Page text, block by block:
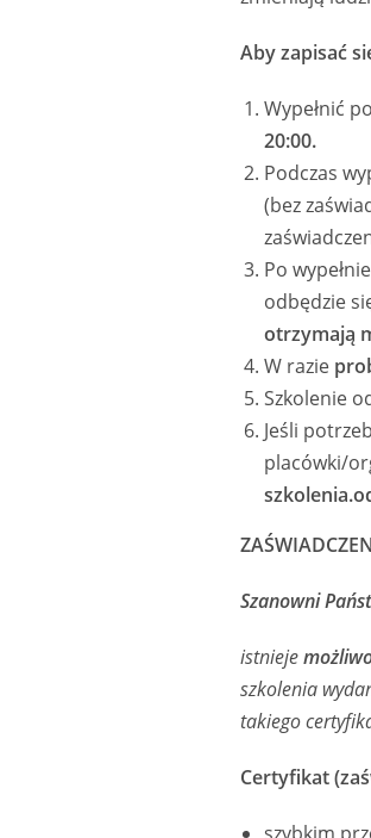
Aby zapisać
Wypełnić
20:00.
Podczas
(bez
Po
odbędzie
otrzymają
W razie
Szkolenie
Jeśli
placówki/
Szanowni
istnieje
szkolenia
takiego
Certyfikat